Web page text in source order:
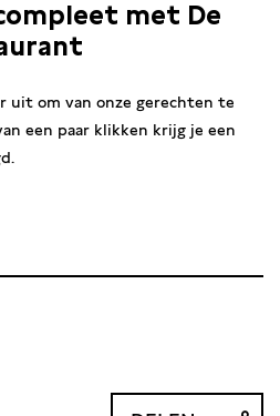
met De
uit om van onze gerechten te
een paar klikken krijg je een